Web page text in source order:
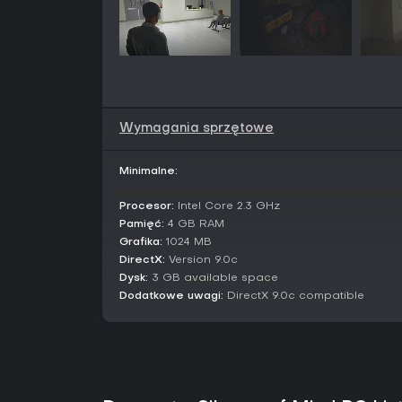
Wymagania sprzętowe
Minimalne:
Procesor: Intel Core 2.3 GHz
Pamięć: 4 GB RAM
Grafika: 1024 MB
DirectX: Version 9.0c
Dysk: 3 GB available space
Dodatkowe uwagi: DirectX 9.0c compatible